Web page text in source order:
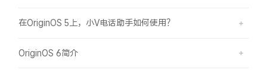
在OriginOS 5上，小V电话助手如何使用？
OriginOS 6简介